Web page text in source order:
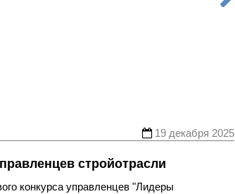
19 декабря 2025
стройотрасли
конкурса управленцев "Лидеры